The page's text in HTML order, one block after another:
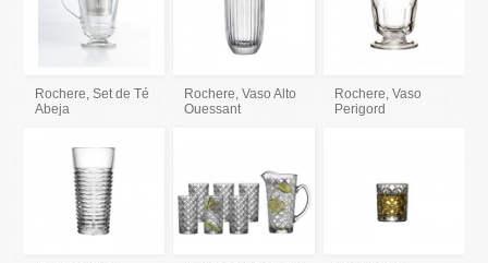
Rochere, Set de Té
Abeja
Rochere, Vaso Alto
Ouessant
Rochere, Vaso
Perigord